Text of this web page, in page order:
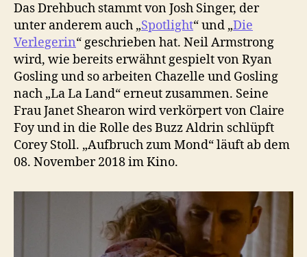
Das Drehbuch stammt von Josh Singer, der
unter anderem auch „Spotlight“ und „Die
Verlegerin“ geschrieben hat. Neil Armstrong
wird, wie bereits erwähnt gespielt von Ryan
Gosling und so arbeiten Chazelle und Gosling
nach „La La Land“ erneut zusammen. Seine
Frau Janet Shearon wird verkörpert von Claire
Foy und in die Rolle des Buzz Aldrin schlüpft
Corey Stoll. „Aufbruch zum Mond“ läuft ab dem
08. November 2018 im Kino.